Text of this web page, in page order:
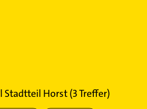
Stadtteil Horst(3Treffer)